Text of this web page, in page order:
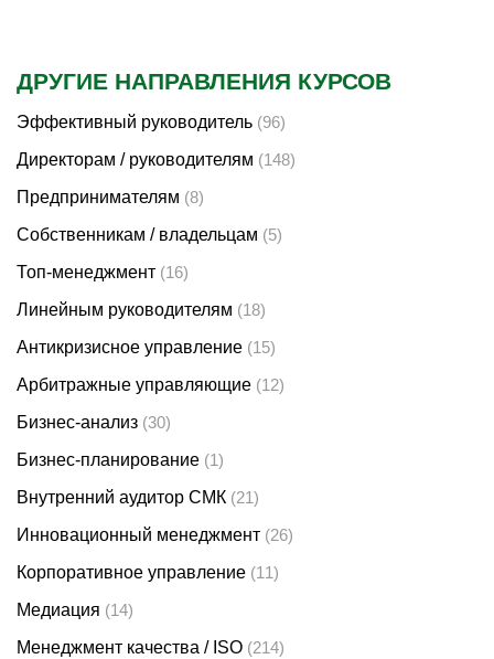
ДРУГИЕ НАПРАВЛЕНИЯ КУРСОВ
Эффективный руководитель (96)
Директорам / руководителям (148)
Предпринимателям (8)
Собственникам / владельцам (5)
Топ-менеджмент (16)
Линейным руководителям (18)
Антикризисное управление (15)
Арбитражные управляющие (12)
Бизнес-анализ (30)
Бизнес-планирование (1)
Внутренний аудитор СМК (21)
Инновационный менеджмент (26)
Корпоративное управление (11)
Медиация (14)
Менеджмент качества / ISO (214)